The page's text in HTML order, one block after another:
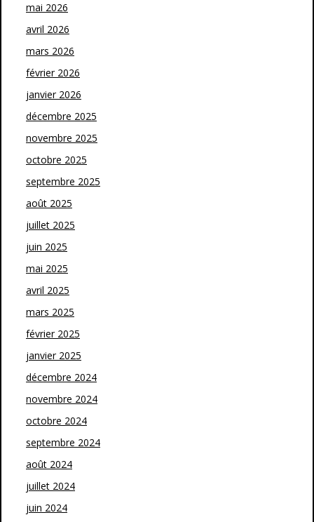
mai 2026
avril 2026
mars 2026
février 2026
janvier 2026
décembre 2025
novembre 2025
octobre 2025
septembre 2025
août 2025
juillet 2025
juin 2025
mai 2025
avril 2025
mars 2025
février 2025
janvier 2025
décembre 2024
novembre 2024
octobre 2024
septembre 2024
août 2024
juillet 2024
juin 2024